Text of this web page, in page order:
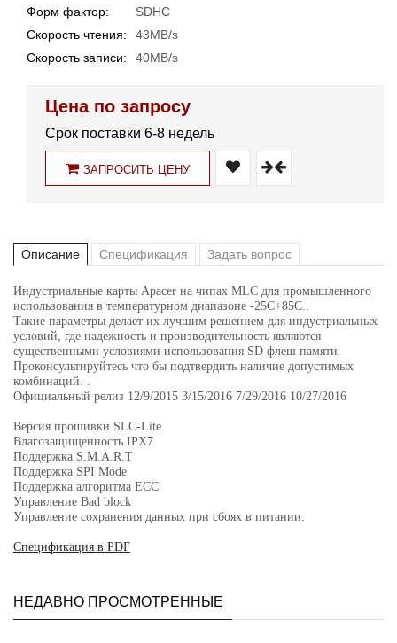
Форм фактор:
SDHC
Скорость чтения:
43MB/s
Скорость записи:
40MB/s
Цена по запросу
Срок поставки 6-8 недель
ЗАПРОСИТЬ ЦЕНУ
Описание Спецификация Задать вопрос
Индустриальные карты Apacer на чипах MLC для промышленного
использования в температурном диапазоне -25С+85С..
Такие параметры делает их лучшим решением для индустриальных
условий, где надежность и производительность являются
существенными условиями использования SD флеш памяти.
Проконсультируйтесь что бы подтвердить наличие допустимых
комбинаций. .
Официальный релиз 12/9/2015 3/15/2016 7/29/2016 10/27/2016
Версия прошивки SLC-Lite
Влагозащищенность IPX7
Поддержка S.M.A.R.T
Поддержка SPI Mode
Поддержка алгоритма ECC
Управление Bad block
Управление сохранения данных при сбоях в питании.
Cпецификация в PDF
НЕДАВНО ПРОСМОТРЕННЫЕ